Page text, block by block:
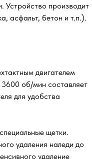
Устройство производит
асфальт, бетон и т.п.).
двигателем
об/мин составляет
для удобства
щетки.
удаления наледи до
удаление